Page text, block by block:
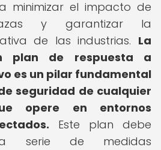
minimizar el impacto de
y garantizar la
de las industrias. La
plan de respuesta a
es un pilar fundamental
seguridad de cualquier
opere en entornos
Este plan debe
serie de medidas